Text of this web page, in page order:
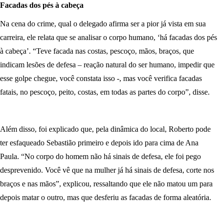
Facadas dos pés à cabeça
Na cena do crime, qual o delegado afirma ser a pior já vista em sua
carreira, ele relata que se analisar o corpo humano, ‘há facadas dos pés
à cabeça’. “Teve facada nas costas, pescoço, mãos, braços, que
indicam lesões de defesa – reação natural do ser humano, impedir que
esse golpe chegue, você constata isso -, mas você verifica facadas
fatais, no pescoço, peito, costas, em todas as partes do corpo”, disse.
Além disso, foi explicado que, pela dinâmica do local, Roberto pode
ter esfaqueado Sebastião primeiro e depois ido para cima de Ana
Paula. “No corpo do homem não há sinais de defesa, ele foi pego
desprevenido. Você vê que na mulher já há sinais de defesa, corte nos
braços e nas mãos”, explicou, ressaltando que ele não matou um para
depois matar o outro, mas que desferiu as facadas de forma aleatória.